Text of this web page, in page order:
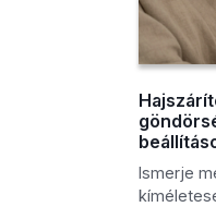
Ismerje